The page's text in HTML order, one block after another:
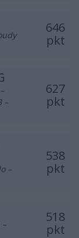
646
pkt
–
627
pkt
–
538
pkt
–
518
pkt